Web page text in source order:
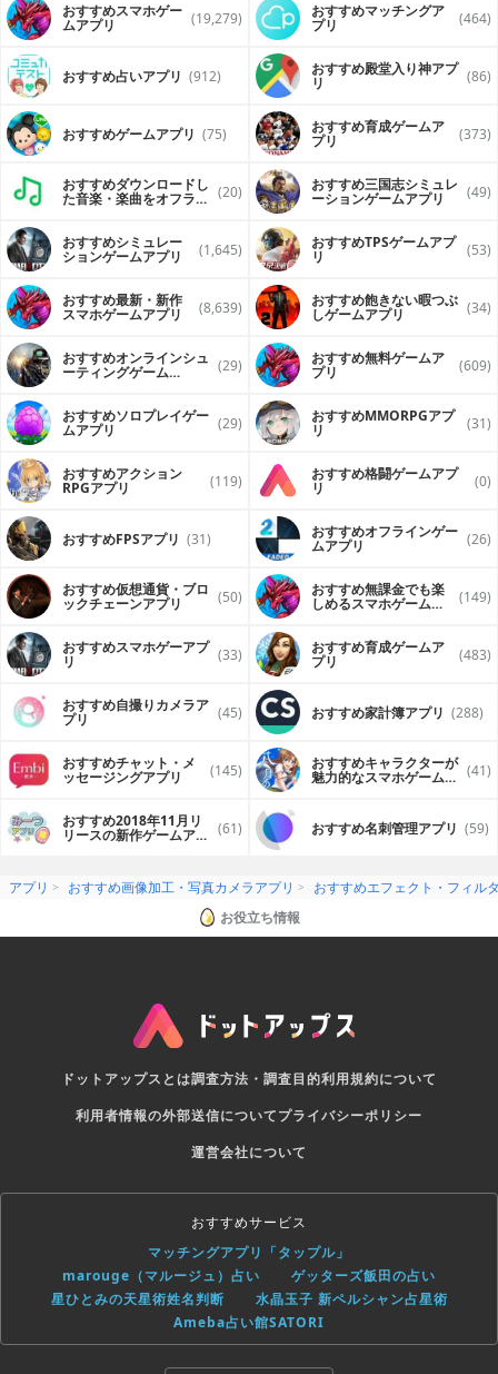
おすすめスマホゲー
ムアプリ (19,279) おすすめマッチングア
プリ (464)
おすすめ占いアプリ (912) おすすめ殿堂入り神アプ
リ (86)
おすすめゲームアプリ (75) おすすめ育成ゲームア
プリ (373)
おすすめダウンロードし
た音楽・楽曲をオフライ (20) おすすめ三国志シミュレ
ーションゲームアプリ (49)
おすすめシミュレー
ションゲームアプリ (1,645) おすすめTPSゲームアプ
リ (53)
おすすめ最新・新作
スマホゲームアプリ (8,639) おすすめ飽きない暇つぶ
しゲームアプリ (34)
おすすめオンラインシュ
ーティングゲーム (29) おすすめ無料ゲームア
プリ (609)
おすすめソロプレイゲー
ムアプリ (29) おすすめ MMORPGアプ
リ (31)
おすすめアクション
RPGアプリ (119) おすすめ格闘ゲームアプ
リ (0)
おすすめFPSアプリ (31) おすすめオフラインゲー
ムアプリ (26)
おすすめ仮想通貨・ブロ
ックチェーンアプリ (50) おすすめ無課金でも楽
しめるスマホゲームア (149)
おすすめスマホゲーアプ
リ (33) おすすめ育成ゲームア
プリ (483)
おすすめ自撮りカメラア
プリ (45) おすすめ家計簿アプリ (288)
おすすめチャット・メ
ッセージングアプリ (145) おすすめキャラクターが
魅力的なスマホゲームア (41)
おすすめ2018年11月リ
リースの新作ゲームアプ (61) おすすめ名刺管理アプリ (59)
アプリ おすすめ画像加工・写真カメラアプリ
おすすめエフェクト・フィル
お役立ち情報
ドットアップスとは調査方法・調査目的利用規約について
利用者情報の外部送信についてプライバシーポリシー
運営会社について
おすすめサービス
マッチングアプリ「タップル」
marouge（マルージュ）占い
ゲッターズ飯田の占い
星ひとみの天星術姓名判断
水晶玉子 新ペルシャン占星術
Ameba占い館SATORI